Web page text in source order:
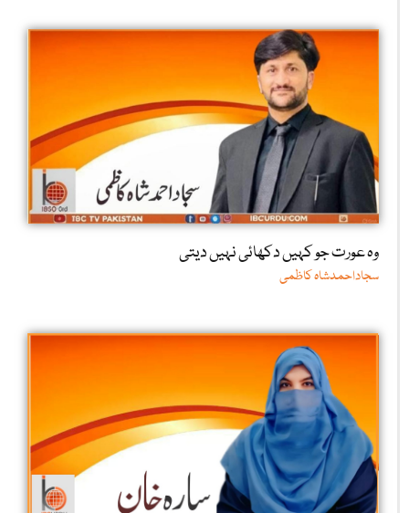
وہ عورت جو کہیں دکھائی نہیں دیتی
سجاداحمدشاہ کاظمی